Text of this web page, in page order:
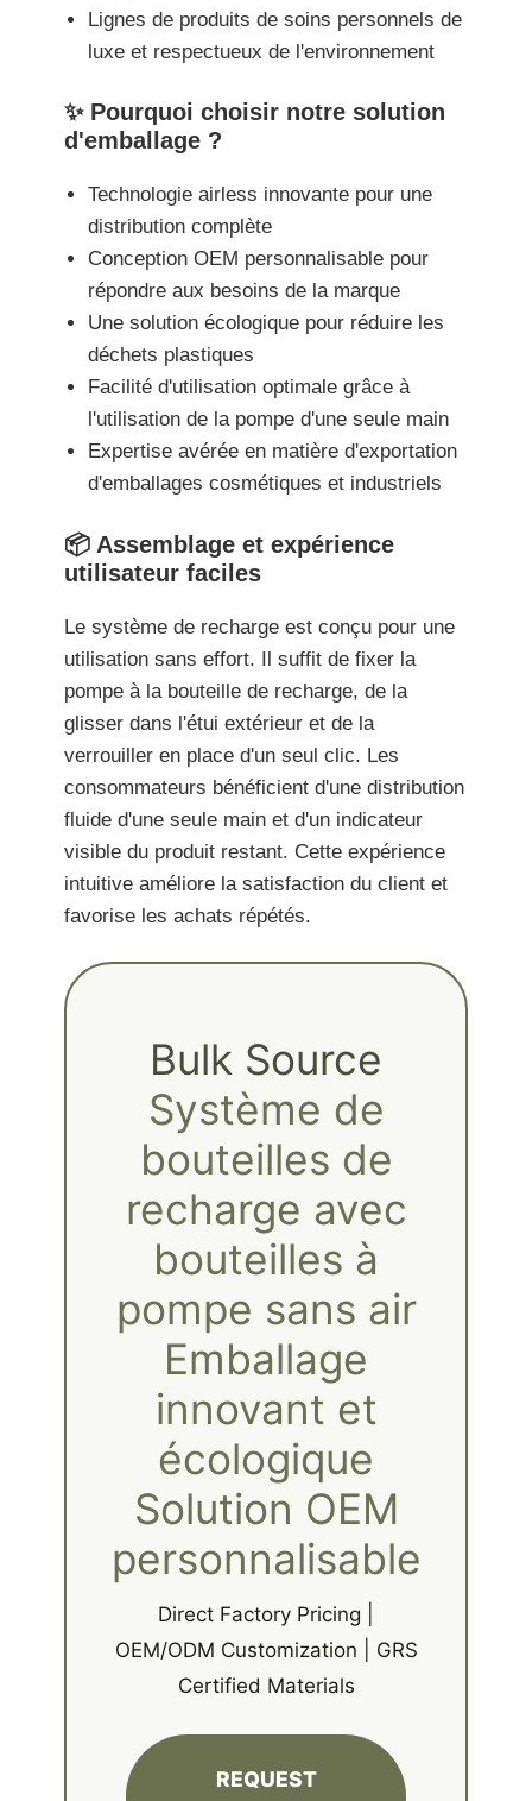
Lignes de produits de soins personnels de
luxe et respectueux de l'environnement
✨ Pourquoi choisir notre solution
d'emballage ?
Technologie airless innovante pour une
distribution complète
Conception OEM personnalisable pour
répondre aux besoins de la marque
Une solution écologique pour réduire les
déchets plastiques
Facilité d'utilisation optimale grâce à
l'utilisation de la pompe d'une seule main
Expertise avérée en matière d'exportation
d'emballages cosmétiques et industriels
📦 Assemblage et expérience
utilisateur faciles
Le système de recharge est conçu pour une
utilisation sans effort. Il suffit de fixer la
pompe à la bouteille de recharge, de la
glisser dans l'étui extérieur et de la
verrouiller en place d'un seul clic. Les
consommateurs bénéficient d'une distribution
fluide d'une seule main et d'un indicateur
visible du produit restant. Cette expérience
intuitive améliore la satisfaction du client et
favorise les achats répétés.
Bulk Source
Système de
bouteilles de
recharge avec
bouteilles à
pompe sans air
Emballage
innovant et
écologique
Solution OEM
personnalisable
Direct Factory Pricing |
OEM/ODM Customization | GRS
Certified Materials
REQUEST